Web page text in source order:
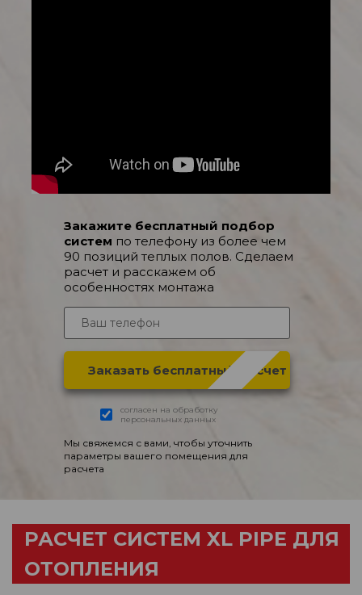
Закажите бесплатный подбор
систем по телефону из более чем
90 позиций теплых полов. Сделаем
расчет и расскажем об
особенностях монтажа
согласен на обработку
персональных данных
Мы свяжемся с вами, чтобы уточнить
параметры вашего помещения для
расчета
РАСЧЕТ СИСТЕМ XL PIPE ДЛЯ
ОТОПЛЕНИЯ